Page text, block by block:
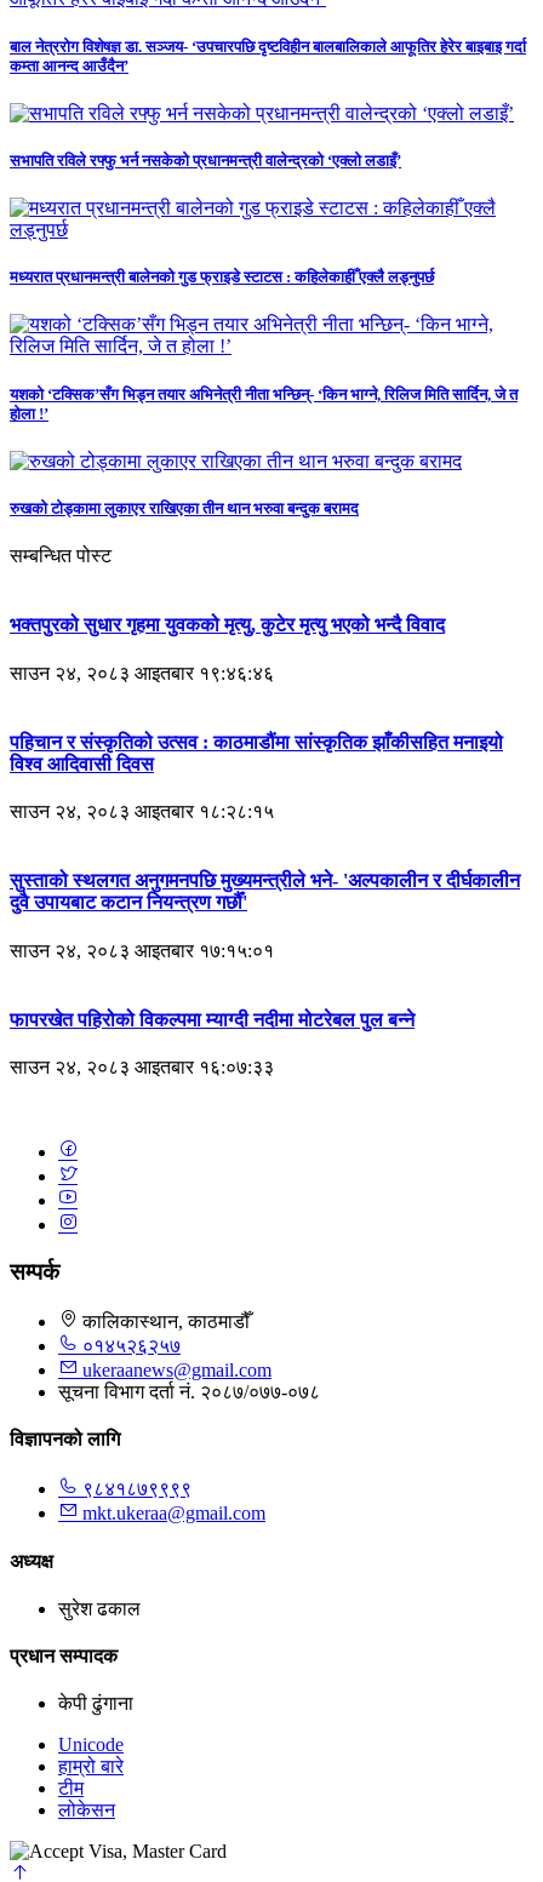
बाल नेत्ररोग विशेषज्ञ डा. सञ्जय- ‘उपचारपछि दृष्टविहीन बालबालिकाले आफूतिर हेरेर बाइबाइ गर्दा
कम्ता आनन्द आउँदैन’
सभापति रविले रफ्फु भर्न नसकेको प्रधानमन्त्री वालेन्द्रको ‘एक्लो लडाइँ’
मध्यरात प्रधानमन्त्री बालेनको गुड फ्राइडे स्टाटस : कहिलेकाहीँ एक्लै लड्नुपर्छ
यशको ‘टक्सिक’सँग भिड्न तयार अभिनेत्री नीता भन्छिन्- ‘किन भाग्ने, रिलिज मिति सार्दिन, जे त
होला !’
रुखको टोड्कामा लुकाएर राखिएका तीन थान भरुवा बन्दुक बरामद
सम्बन्धित पोस्ट
भक्तपुरको सुधार गृहमा युवकको मृत्यु, कुटेर मृत्यु भएको भन्दै विवाद
साउन २४, २०८३ आइतबार १९:४६:४६
पहिचान र संस्कृतिको उत्सव : काठमाडौंमा सांस्कृतिक झाँकीसहित मनाइयो
विश्व आदिवासी दिवस
साउन २४, २०८३ आइतबार १८:२८:१५
सुस्ताको स्थलगत अनुगमनपछि मुख्यमन्त्रीले भने- 'अल्पकालीन र दीर्घकालीन
दुवै उपायबाट कटान नियन्त्रण गर्छौँ'
साउन २४, २०८३ आइतबार १७:१५:०१
फापरखेत पहिरोको विकल्पमा म्याग्दी नदीमा मोटरेबल पुल बन्ने
साउन २४, २०८३ आइतबार १६:०७:३३
सम्पर्क
कालिकास्थान, काठमाडौँ
०१४५२६२५७
ukeraanews@gmail.com
सूचना विभाग दर्ता नं. २०८७/०७७-०७८
विज्ञापनको लागि
९८४१८७९९९९
mkt.ukeraa@gmail.com
अध्यक्ष
सुरेश ढकाल
प्रधान सम्पादक
केपी ढुंगाना
Unicode
हाम्रो बारे
टीम
लोकेसन